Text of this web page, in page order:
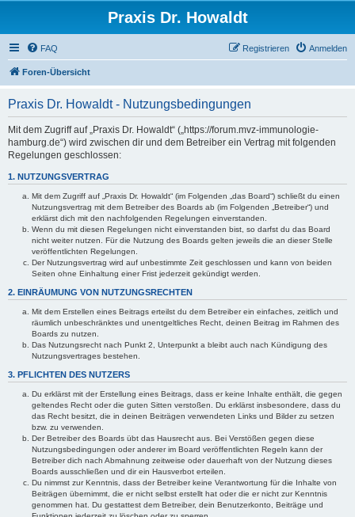
Praxis Dr. Howaldt
FAQ Anmelden
Registrieren
Foren-Übersicht
Praxis Dr. Howaldt - Nutzungsbedingungen
Mit dem Zugriff auf „Praxis Dr. Howaldt“ („https://forum.mvz-immunologie-
hamburg.de“) wird zwischen dir und dem Betreiber ein Vertrag mit folgenden
Regelungen geschlossen:
1. NUTZUNGSVERTRAG
Mit dem Zugriff auf „Praxis Dr. Howaldt“ (im Folgenden „das Board“) schließt du einen
Nutzungsvertrag mit dem Betreiber des Boards ab (im Folgenden „Betreiber“) und
erklärst dich mit den nachfolgenden Regelungen einverstanden.
Wenn du mit diesen Regelungen nicht einverstanden bist, so darfst du das Board
nicht weiter nutzen. Für die Nutzung des Boards gelten jeweils die an dieser Stelle
veröffentlichten Regelungen.
Der Nutzungsvertrag wird auf unbestimmte Zeit geschlossen und kann von beiden
Seiten ohne Einhaltung einer Frist jederzeit gekündigt werden.
2. EINRÄUMUNG VON NUTZUNGSRECHTEN
Mit dem Erstellen eines Beitrags erteilst du dem Betreiber ein einfaches, zeitlich und
räumlich unbeschränktes und unentgeltliches Recht, deinen Beitrag im Rahmen des
Boards zu nutzen.
Das Nutzungsrecht nach Punkt 2, Unterpunkt a bleibt auch nach Kündigung des
Nutzungsvertrages bestehen.
3. PFLICHTEN DES NUTZERS
Du erklärst mit der Erstellung eines Beitrags, dass er keine Inhalte enthält, die gegen
geltendes Recht oder die guten Sitten verstoßen. Du erklärst insbesondere, dass du
das Recht besitzt, die in deinen Beiträgen verwendeten Links und Bilder zu setzen
bzw. zu verwenden.
Der Betreiber des Boards übt das Hausrecht aus. Bei Verstößen gegen diese
Nutzungsbedingungen oder anderer im Board veröffentlichten Regeln kann der
Betreiber dich nach Abmahnung zeitweise oder dauerhaft von der Nutzung dieses
Boards ausschließen und dir ein Hausverbot erteilen.
Du nimmst zur Kenntnis, dass der Betreiber keine Verantwortung für die Inhalte von
Beiträgen übernimmt, die er nicht selbst erstellt hat oder die er nicht zur Kenntnis
genommen hat. Du gestattest dem Betreiber, dein Benutzerkonto, Beiträge und